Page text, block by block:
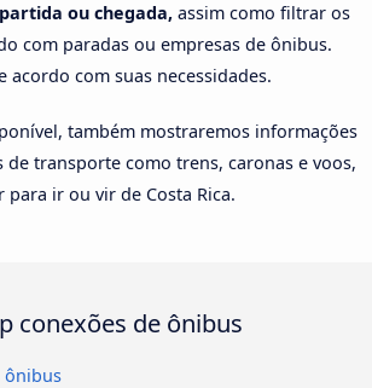
ou chegada, assim como filtrar os
com paradas ou empresas de ônibus.
acordo com suas necessidades.
também mostraremos informações
transporte como trens, caronas e voos,
para ir ou vir de Costa Rica.
conexões de ônibus
ônibus